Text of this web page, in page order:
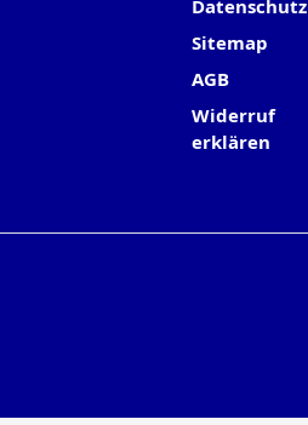
Datenschutz
Sitemap
AGB
Widerruf
erklären